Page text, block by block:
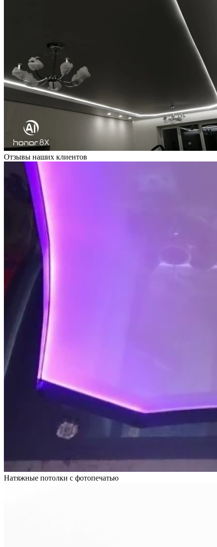
Отзывы наших клиентов
Натяжные потолки с фотопечатью